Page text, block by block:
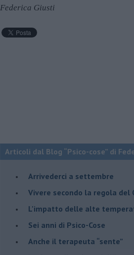
Federica Giusti
Articoli dal Blog “Psico-cose” di
​Arrivederci a settembre
​Vivere secondo la regola del
​L'impatto delle alte
Sei anni di Psico-Cose
​Anche il terapeuta “sente”